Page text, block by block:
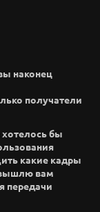
наконец
получатели
бы
какие кадры
вышлю вам
передачи